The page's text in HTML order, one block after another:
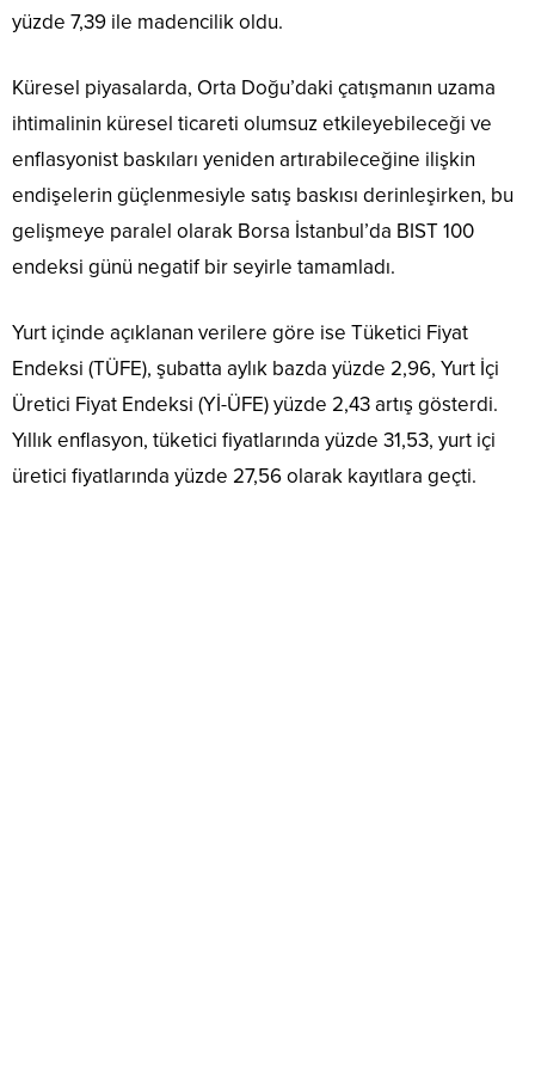
yüzde 7,39 ile madencilik oldu.
Küresel piyasalarda, Orta Doğu’daki çatışmanın uzama
ihtimalinin küresel ticareti olumsuz etkileyebileceği ve
enflasyonist baskıları yeniden artırabileceğine ilişkin
endişelerin güçlenmesiyle satış baskısı derinleşirken, bu
gelişmeye paralel olarak Borsa İstanbul’da BIST 100
endeksi günü negatif bir seyirle tamamladı.
Yurt içinde açıklanan verilere göre ise Tüketici Fiyat
Endeksi (TÜFE), şubatta aylık bazda yüzde 2,96, Yurt İçi
Üretici Fiyat Endeksi (Yİ-ÜFE) yüzde 2,43 artış gösterdi.
Yıllık enflasyon, tüketici fiyatlarında yüzde 31,53, yurt içi
üretici fiyatlarında yüzde 27,56 olarak kayıtlara geçti.